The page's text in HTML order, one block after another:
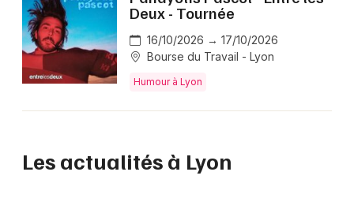
Deux - Tournée
16/10/2026 → 17/10/2026
Bourse du Travail - Lyon
Humour à Lyon
Les actualités à Lyon